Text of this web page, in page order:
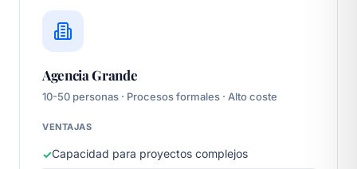
Agencia Grande
10-50 personas · Procesos formales · Alto coste
VENTAJAS
Capacidad para proyectos complejos